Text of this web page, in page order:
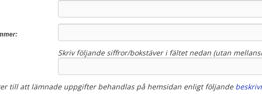
Skriv följande siffror/bokstäver i fältet nedan (utan
till att lämnade uppgifter behandlas på hemsidan enligt följande